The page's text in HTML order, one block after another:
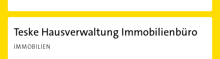
Teske Hausverwaltung Immobilienbüro
IMMOBILIEN